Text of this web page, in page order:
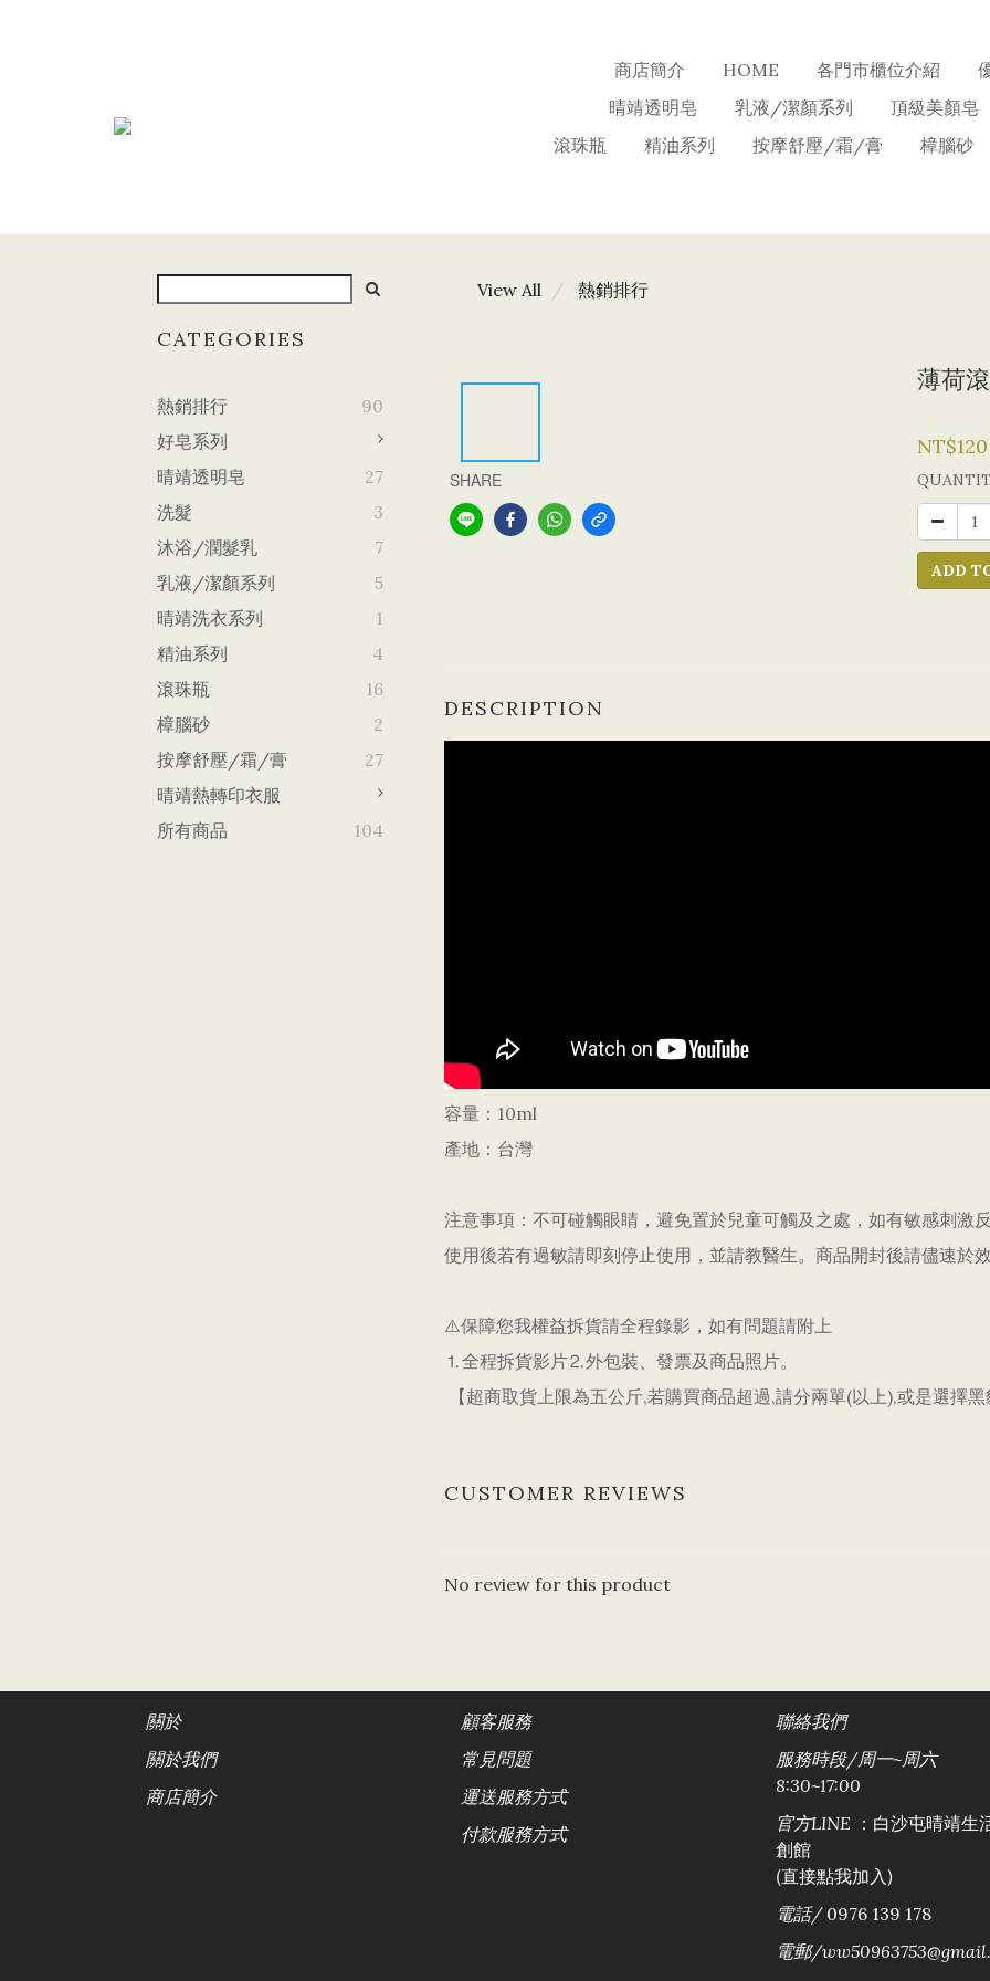
商店簡介 HOME 各門市櫃位介紹
晴靖透明皂
乳液/潔顏系列 頂級美顏皂
滾珠瓶
精油系列 按摩舒壓/霜/膏 樟腦砂
CATEGORIES
熱銷排行
90
好皂系列
晴靖透明皂
27
洗髮
3
沐浴/潤髮乳
7
乳液/潔顏系列
5
晴靖洗衣系列
1
精油系列
4
滾珠瓶
16
樟腦砂
2
按摩舒壓/霜/膏
27
晴靖熱轉印衣服
所有商品
104
View All 熱銷排行
SHARE
薄荷
NT$120
ADD
DESCRIPTION
容量：10ml
產地：台灣
注意事項：不可碰觸眼睛，避免置於兒童可觸及之處，如有敏感刺激
使用後若有過敏請即刻停止使用，並請教醫生。商品開封後請儘速於
⚠️保障您我權益拆貨請全程錄影，如有問題請附上
⒈全程拆貨影片⒉外包裝、發票及商品照片。
【超商取貨上限為五公斤,若購買商品超過,請分兩單(以上),或是選擇黑
CUSTOMER REVIEWS
No review for this product
關於
關於我們
商店簡介
顧客服務
常見問題
運送服務方式
付款服務方式
聯絡我們
服務時段/周一~周六
8:30~17:00
官方LINE ：白沙屯晴靖生
創館
(直接點我加入)
電話/ 0976 139 178
電郵/